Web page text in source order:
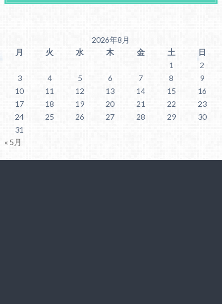
2026年8月
月
火 水 木 金 土
日
1
2
3
4 5 6 7 8
9
10
11 12 13 14 15
16
17
18 19 20 21 22
23
24
25 26 27 28 29
30
31
« 5月